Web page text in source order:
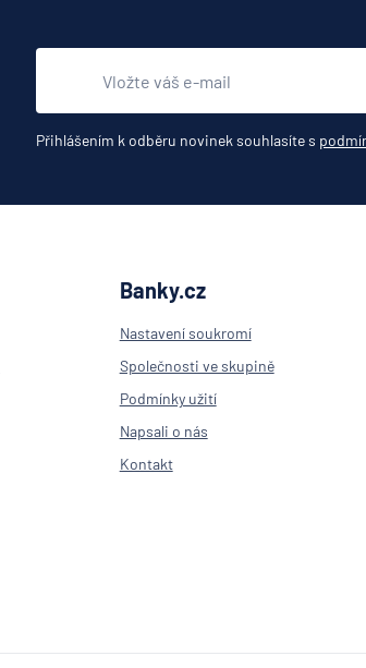
Přihlášením k odběru novinek souhlasíte s
Banky.cz
Nastavení soukromí
Společnosti ve skupině
Podmínky užití
Napsali o nás
Kontakt